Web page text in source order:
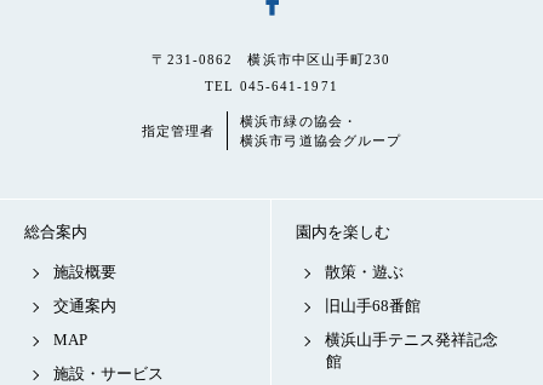
〒231-0862 横浜市中区山手町230
TEL 045-641-1971
指定管理者
横浜市緑の協会・
横浜市弓道協会グループ
総合案内
施設概要
交通案内
MAP
施設・サービス
園内を楽しむ
散策・遊ぶ
旧山手68番館
横浜山手テニス発祥記念
館